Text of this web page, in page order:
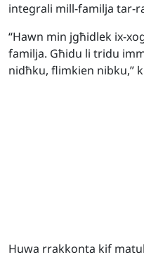
integrali mill-familja tar-
“Hawn min jgħidlek ix-
familja. Għidu li tridu
nidħku, flimkien nibku,”
Huwa rrakkonta kif